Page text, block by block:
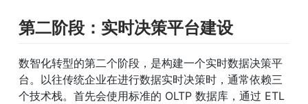
第二阶段：实时决策平台建设
数智化转型的第二个阶段，是构建一个实时数据决策平
台。以往传统企业在进行数据实时决策时，通常依赖三
个技术栈。首先会使用标准的 OLTP 数据库，通过 ETL